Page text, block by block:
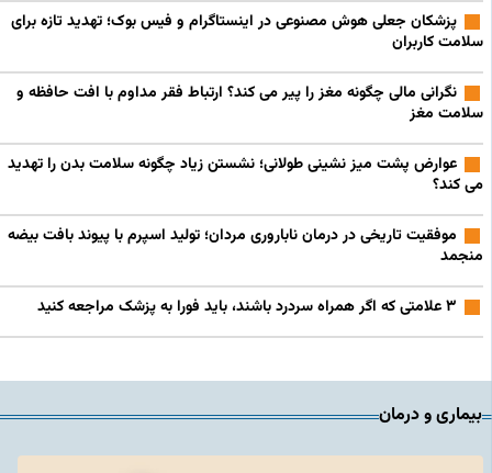
پزشکان جعلی هوش مصنوعی در اینستاگرام و فیس بوک؛ تهدید تازه برای
سلامت کاربران
نگرانی مالی چگونه مغز را پیر می کند؟ ارتباط فقر مداوم با افت حافظه و
سلامت مغز
عوارض پشت میز نشینی طولانی؛ نشستن زیاد چگونه سلامت بدن را تهدید
می کند؟
موفقیت تاریخی در درمان ناباروری مردان؛ تولید اسپرم با پیوند بافت بیضه
منجمد
۳ علامتی که اگر همراه سردرد باشند، باید فورا به پزشک مراجعه کنید
بیماری و درمان